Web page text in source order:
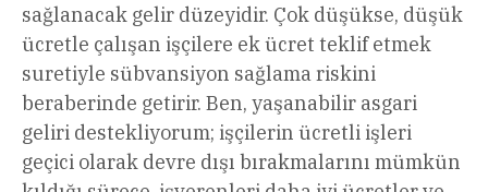
sağlanacak gelir düzeyidir. Çok düşükse, düşük
ücretle çalışan işçilere ek ücret teklif etmek
suretiyle sübvansiyon sağlama riskini
beraberinde getirir. Ben, yaşanabilir asgari
geliri destekliyorum; işçilerin ücretli işleri
geçici olarak devre dışı bırakmalarını mümkün